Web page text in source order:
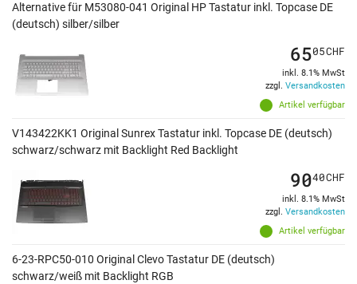
Alternative für M53080-041 Original HP Tastatur inkl. Topcase DE
(deutsch) silber/silber
Artikel verfügbar
6505CHF
inkl. 8.1% MwSt
zzgl. Versandkosten
V143422KK1 Original Sunrex Tastatur inkl. Topcase DE (deutsch)
schwarz/schwarz mit Backlight Red Backlight
Artikel verfügbar
9040CHF
inkl. 8.1% MwSt
zzgl. Versandkosten
6-23-RPC50-010 Original Clevo Tastatur DE (deutsch)
schwarz/weiß mit Backlight RGB